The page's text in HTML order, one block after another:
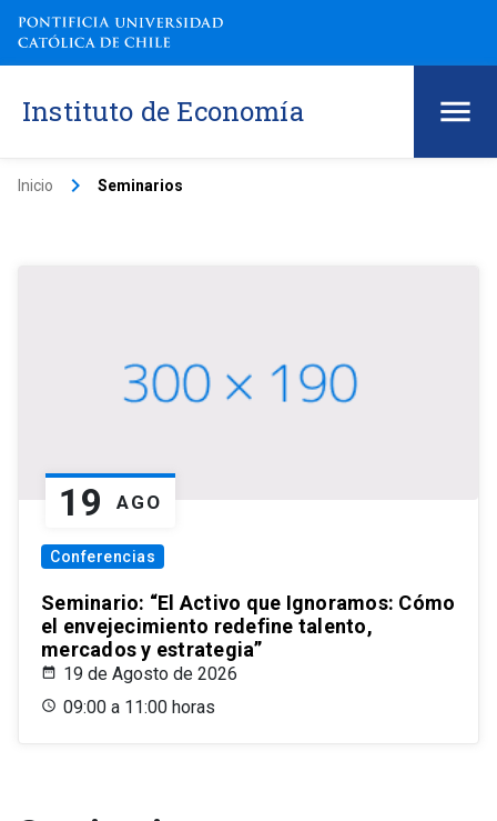
Instituto de Economía
Inicio keyboard_arrow_right Seminarios
19 AGO
Conferencias
Seminario: “El Activo que Ignoramos: Cómo
el envejecimiento redefine talento,
mercados y estrategia”
19 de Agosto de 2026
09:00 a 11:00 horas